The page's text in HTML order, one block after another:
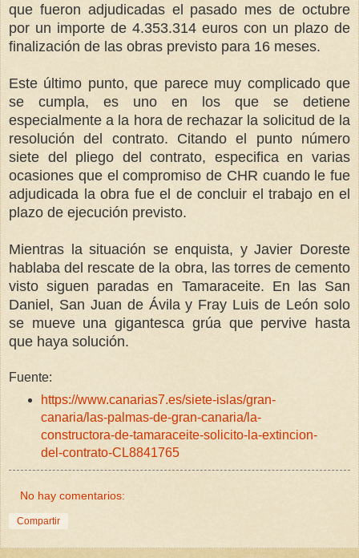
que fueron adjudicadas el pasado mes de octubre
por un importe de 4.353.314 euros con un plazo de
finalización de las obras previsto para 16 meses.
Este último punto, que parece muy complicado que
se cumpla, es uno en los que se detiene
especialmente a la hora de rechazar la solicitud de la
resolución del contrato. Citando el punto número
siete del pliego del contrato, especifica en varias
ocasiones que el compromiso de CHR cuando le fue
adjudicada la obra fue el de concluir el trabajo en el
plazo de ejecución previsto.
Mientras la situación se enquista, y Javier Doreste
hablaba del rescate de la obra, las torres de cemento
visto siguen paradas en Tamaraceite. En las San
Daniel, San Juan de Ávila y Fray Luis de León solo
se mueve una gigantesca grúa que pervive hasta
que haya solución.
Fuente:
https://www.canarias7.es/siete-islas/gran-
canaria/las-palmas-de-gran-canaria/la-
constructora-de-tamaraceite-solicito-la-extincion-
del-contrato-CL8841765
No hay comentarios:
Compartir